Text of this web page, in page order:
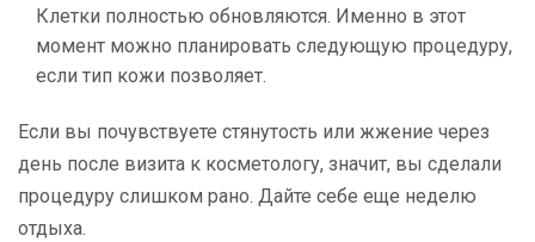
Клетки полностью обновляются. Именно в этот
момент можно планировать следующую процедуру,
если тип кожи позволяет.
Если вы почувствуете стянутость или жжение через
день после визита к косметологу, значит, вы сделали
процедуру слишком рано. Дайте себе еще неделю
отдыха.